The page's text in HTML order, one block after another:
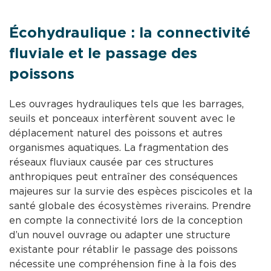
Écohydraulique : la connectivité
fluviale et le passage des
poissons
Les ouvrages hydrauliques tels que les barrages,
seuils et ponceaux interfèrent souvent avec le
déplacement naturel des poissons et autres
organismes aquatiques. La fragmentation des
réseaux fluviaux causée par ces structures
anthropiques peut entraîner des conséquences
majeures sur la survie des espèces piscicoles et la
santé globale des écosystèmes riverains. Prendre
en compte la connectivité lors de la conception
d’un nouvel ouvrage ou adapter une structure
existante pour rétablir le passage des poissons
nécessite une compréhension fine à la fois des